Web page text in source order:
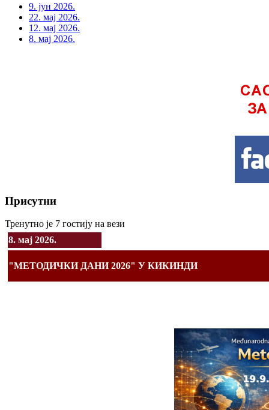
9. јун 2026.
22. мај 2026.
12. мај 2026.
8. мај 2026.
Присутни
Тренутно је 7 гостију на вези
8. мај 2026.
"МЕТОДИЧКИ ДАНИ 2026" У КИКИНДИ